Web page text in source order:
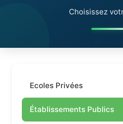
Choisissez
Ecoles Privées
Établissements Publics